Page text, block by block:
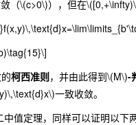
\(c>0\)），但在
柯西准则，并由此得到\(M\)-
一致收敛。
定理，同样可以证明以下两